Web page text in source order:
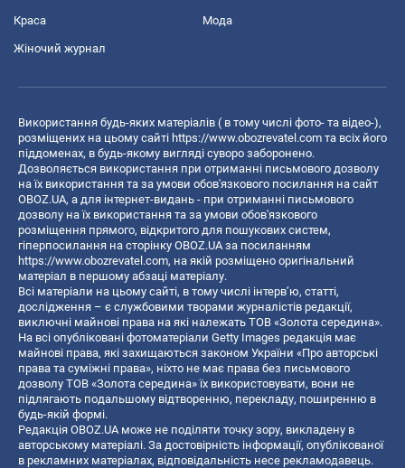
Краса Мода
Жіночий журнал
Використання будь-яких матеріалів ( в тому числі фото- та відео-),
розміщених на цьому сайті https://www.obozrevatel.com та всіх його
піддоменах, в будь-якому вигляді суворо заборонено.
Дозволяється використання при отриманні письмового дозволу
на їх використання та за умови обов'язкового посилання на сайт
OBOZ.UA, а для інтернет-видань - при отриманні письмового
дозволу на їх використання та за умови обов'язкового
розміщення прямого, відкритого для пошукових систем,
гіперпосилання на сторінку OBOZ.UA за посиланням
https://www.obozrevatel.com, на якій розміщено оригінальний
матеріал в першому абзаці матеріалу.
Всі матеріали на цьому сайті, в тому числі інтерв’ю, статті,
дослідження – є службовими творами журналістів редакції,
виключні майнові права на які належать ТОВ «Золота середина».
На всі опубліковані фотоматеріали Getty Images редакція має
майнові права, які захищаються законом України «Про авторські
права та суміжні права», ніхто не має права без письмового
дозволу ТОВ «Золота середина» їх використовувати, вони не
підлягають подальшому відтворенню, перекладу, поширенню в
будь-якій формі.
Редакція OBOZ.UA може не поділяти точку зору, викладену в
авторському матеріалі. За достовірність інформації, опублікованої
в рекламних матеріалах, відповідальність несе рекламодавець.